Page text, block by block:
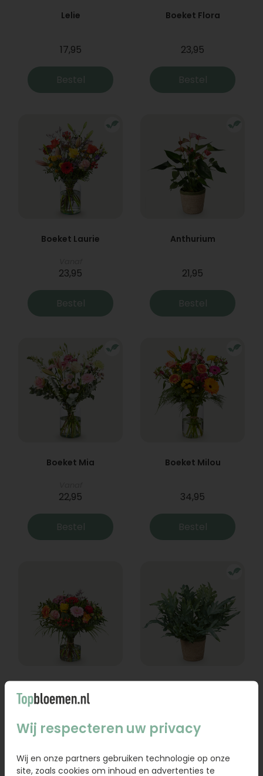
Lelie
17,95
Bestel
Boeket Flora
23,95
Bestel
Boeket Laurie
23,95
Bestel
Anthurium
21,95
Bestel
Boeket Mia
22,95
Bestel
Boeket Milou
34,95
Bestel
Wij respecteren uw privacy
Wij en onze partners gebruiken technologie op onze
site, zoals cookies om inhoud en advertenties te